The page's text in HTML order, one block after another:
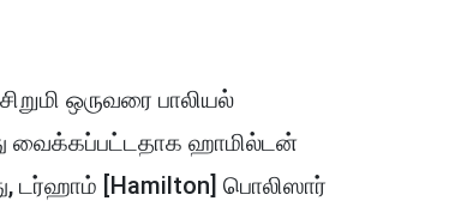
ஒருவரை பாலியல்
வைக்கப்பட்டதாக ஹாமில்டன்
டர்ஹாம் [Hamilton] பொலிஸார்